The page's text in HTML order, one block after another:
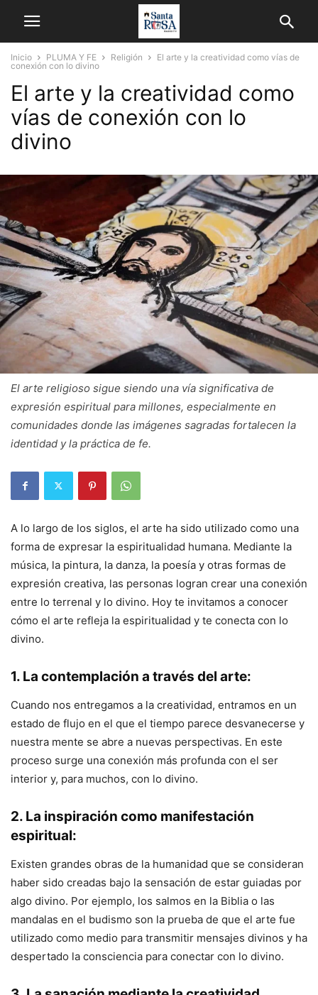
Inicio PLUMA Y FE Religión
El arte y la creatividad como vías de
conexión con lo divino
El arte y la creatividad como
vías de conexión con lo
divino
El arte religioso sigue siendo una vía significativa de
expresión espiritual para millones, especialmente en
comunidades donde las imágenes sagradas fortalecen la
identidad y la práctica de fe.
A lo largo de los siglos, el arte ha sido utilizado como una
forma de expresar la espiritualidad humana. Mediante la
música, la pintura, la danza, la poesía y otras formas de
expresión creativa, las personas logran crear una conexión
entre lo terrenal y lo divino. Hoy te invitamos a conocer
cómo el arte refleja la espiritualidad y te conecta con lo
divino.
1. La contemplación a través del arte:
Cuando nos entregamos a la creatividad, entramos en un
estado de flujo en el que el tiempo parece desvanecerse y
nuestra mente se abre a nuevas perspectivas. En este
proceso surge una conexión más profunda con el ser
interior y, para muchos, con lo divino.
2. La inspiración como manifestación
espiritual:
Existen grandes obras de la humanidad que se consideran
haber sido creadas bajo la sensación de estar guiadas por
algo divino. Por ejemplo, los salmos en la Biblia o las
mandalas en el budismo son la prueba de que el arte fue
utilizado como medio para transmitir mensajes divinos y ha
despertado la consciencia para conectar con lo divino.